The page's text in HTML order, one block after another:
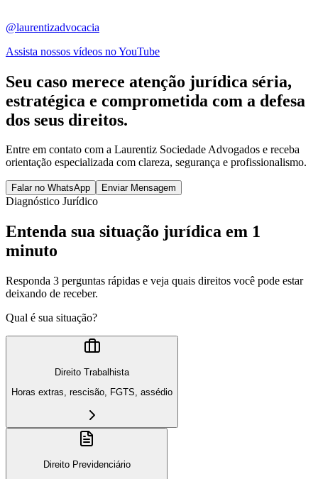
@laurentizadvocacia
Assista nossos vídeos no YouTube
Seu caso merece atenção jurídica séria,
estratégica e comprometida com a defesa
dos seus direitos.
Entre em contato com a Laurentiz Sociedade Advogados e receba
orientação especializada com clareza, segurança e profissionalismo.
Falar no WhatsApp Enviar Mensagem
Diagnóstico Jurídico
Entenda sua situação jurídica em 1
minuto
Responda 3 perguntas rápidas e veja quais direitos você pode estar
deixando de receber.
Qual é sua situação?
Direito Trabalhista
Horas extras, rescisão, FGTS, assédio
Direito Previdenciário